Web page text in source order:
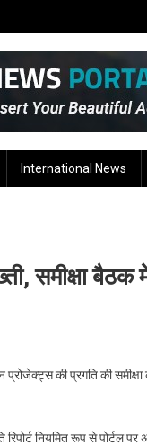
International News
समीक्षा बैठक
प्रोजेक्ट्स की प्रगति की
रिपोर्ट नियमित रूप से पोर्टल